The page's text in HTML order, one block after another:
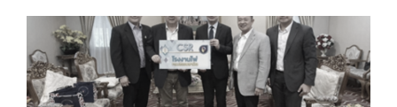
(ป่า
ไม้)
พิมพ์
แทน
ใจ
เทิด
ไท้